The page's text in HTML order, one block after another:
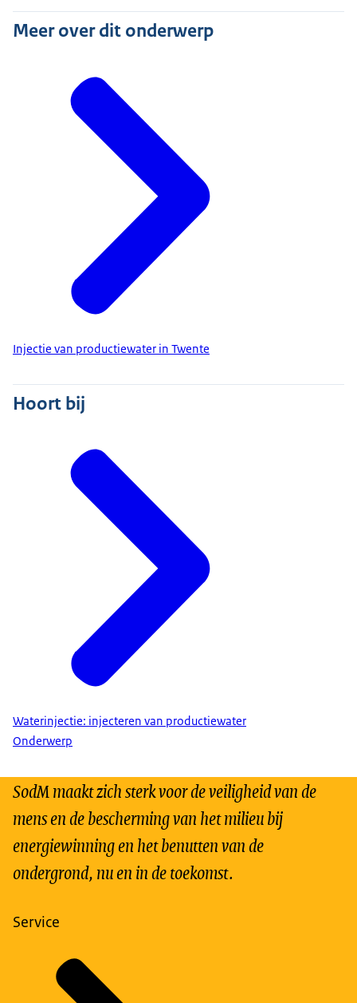
Meer over dit onderwerp
Injectie van productiewater in Twente
Hoort bij
Waterinjectie: injecteren van productiewater
Onderwerp
SodM maakt zich sterk voor de veiligheid van de
mens en de bescherming van het milieu bij
energiewinning en het benutten van de
ondergrond, nu en in de toekomst.
Service